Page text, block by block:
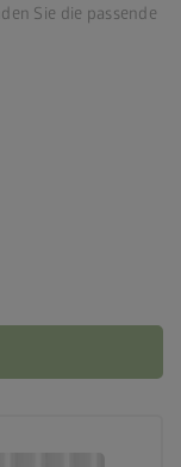
Sie die passende